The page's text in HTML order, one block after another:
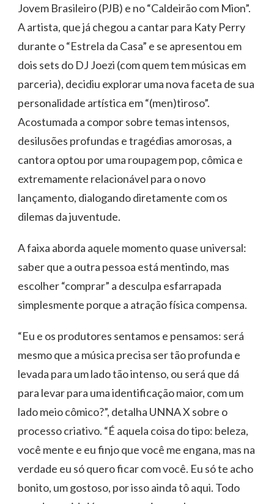
Jovem Brasileiro (PJB) e no “Caldeirão com Mion”.
A artista, que já chegou a cantar para Katy Perry
durante o “Estrela da Casa” e se apresentou em
dois sets do DJ Joezi (com quem tem músicas em
parceria), decidiu explorar uma nova faceta de sua
personalidade artística em “(men)tiroso”.
Acostumada a compor sobre temas intensos,
desilusões profundas e tragédias amorosas, a
cantora optou por uma roupagem pop, cômica e
extremamente relacionável para o novo
lançamento, dialogando diretamente com os
dilemas da juventude.
A faixa aborda aquele momento quase universal:
saber que a outra pessoa está mentindo, mas
escolher “comprar” a desculpa esfarrapada
simplesmente porque a atração física compensa.
“Eu e os produtores sentamos e pensamos: será
mesmo que a música precisa ser tão profunda e
levada para um lado tão intenso, ou será que dá
para levar para uma identificação maior, com um
lado meio cômico?”, detalha UNNA X sobre o
processo criativo. “É aquela coisa do tipo: beleza,
você mente e eu finjo que você me engana, mas na
verdade eu só quero ficar com você. Eu só te acho
bonito, um gostoso, por isso ainda tô aqui. Todo